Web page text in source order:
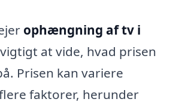
ophængning af tv i
at vide, hvad prisen
Prisen kan variere
faktorer, herunder